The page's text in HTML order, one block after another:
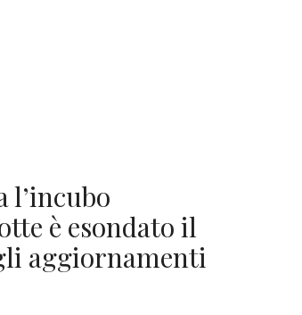
l’incubo
è esondato il
aggiornamenti